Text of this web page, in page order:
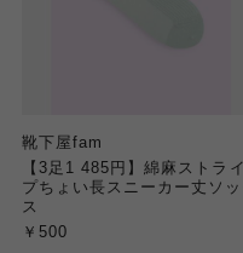
靴下屋fam
【3足1 485円】綿麻ストライ
プちょい長スニーカー丈ソッ
ス
￥500